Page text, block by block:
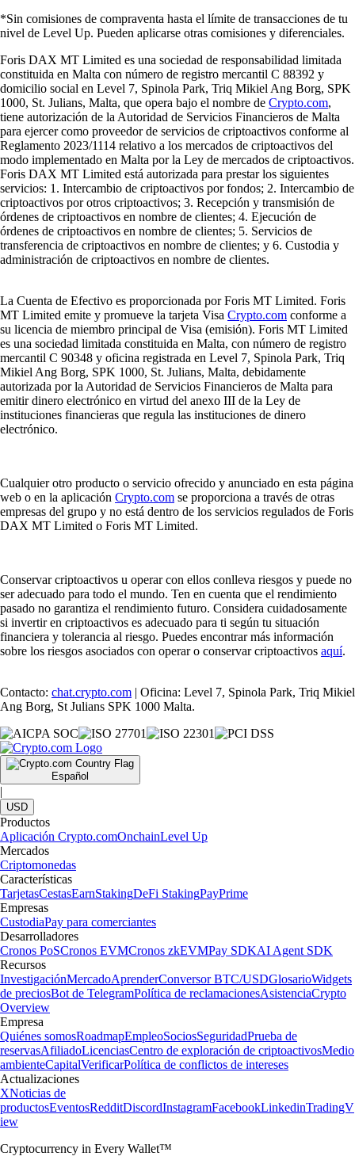
*Sin comisiones de compraventa hasta el límite de transacciones de tu
nivel de Level Up. Pueden aplicarse otras comisiones y diferenciales.
Foris DAX MT Limited es una sociedad de responsabilidad limitada
constituida en Malta con número de registro mercantil C 88392 y
domicilio social en Level 7, Spinola Park, Triq Mikiel Ang Borg, SPK
1000, St. Julians, Malta, que opera bajo el nombre de Crypto.com,
tiene autorización de la Autoridad de Servicios Financieros de Malta
para ejercer como proveedor de servicios de criptoactivos conforme al
Reglamento 2023/1114 relativo a los mercados de criptoactivos del
modo implementado en Malta por la Ley de mercados de criptoactivos.
Foris DAX MT Limited está autorizada para prestar los siguientes
servicios: 1. Intercambio de criptoactivos por fondos; 2. Intercambio de
criptoactivos por otros criptoactivos; 3. Recepción y transmisión de
órdenes de criptoactivos en nombre de clientes; 4. Ejecución de
órdenes de criptoactivos en nombre de clientes; 5. Servicios de
transferencia de criptoactivos en nombre de clientes; y 6. Custodia y
administración de criptoactivos en nombre de clientes.
La Cuenta de Efectivo es proporcionada por Foris MT Limited. Foris
MT Limited emite y promueve la tarjeta Visa Crypto.com conforme a
su licencia de miembro principal de Visa (emisión). Foris MT Limited
es una sociedad limitada constituida en Malta, con número de registro
mercantil C 90348 y oficina registrada en Level 7, Spinola Park, Triq
Mikiel Ang Borg, SPK 1000, St. Julians, Malta, debidamente
autorizada por la Autoridad de Servicios Financieros de Malta para
emitir dinero electrónico en virtud del anexo III de la Ley de
instituciones financieras que regula las instituciones de dinero
electrónico.
Cualquier otro producto o servicio ofrecido y anunciado en esta página
web o en la aplicación Crypto.com se proporciona a través de otras
empresas del grupo y no está dentro de los servicios regulados de Foris
DAX MT Limited o Foris MT Limited.
Conservar criptoactivos u operar con ellos conlleva riesgos y puede no
ser adecuado para todo el mundo. Ten en cuenta que el rendimiento
pasado no garantiza el rendimiento futuro. Considera cuidadosamente
si invertir en criptoactivos es adecuado para ti según tu situación
financiera y tolerancia al riesgo. Puedes encontrar más información
sobre los riesgos asociados con operar o conservar criptoactivos aquí.
Contacto: chat.crypto.com | Oficina: Level 7, Spinola Park, Triq Mikiel
Ang Borg, St Julians SPK 1000 Malta.
Español
|
USD
Productos
Aplicación Crypto.comOnchainLevel Up
Mercados
Criptomonedas
Características
TarjetasCestasEarnStakingDeFi StakingPayPrime
Empresas
CustodiaPay para comerciantes
Desarrolladores
Cronos PoSCronos EVMCronos zkEVMPay SDKAI Agent SDK
Recursos
InvestigaciónMercadoAprenderConversor BTC/USDGlosarioWidgets
de preciosBot de TelegramPolítica de reclamacionesAsistenciaCrypto
Overview
Empresa
Quiénes somosRoadmapEmpleoSociosSeguridadPrueba de
reservasAfiliadoLicenciasCentro de exploración de criptoactivosMedio
ambienteCapitalVerificarPolítica de conflictos de intereses
Actualizaciones
XNoticias de
productosEventosRedditDiscordInstagramFacebookLinkedinTradingV
iew
Cryptocurrency in Every Wallet™